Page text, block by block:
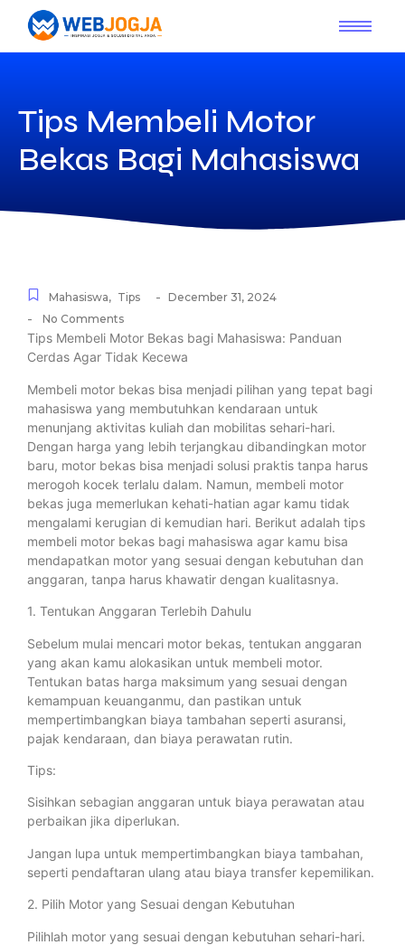
Tips Membeli Motor
Bekas Bagi Mahasiswa
Mahasiswa, Tips - December 31, 2024
- No Comments
Tips Membeli Motor Bekas bagi Mahasiswa: Panduan
Cerdas Agar Tidak Kecewa
Membeli motor bekas bisa menjadi pilihan yang tepat bagi
mahasiswa yang membutuhkan kendaraan untuk
menunjang aktivitas kuliah dan mobilitas sehari-hari.
Dengan harga yang lebih terjangkau dibandingkan motor
baru, motor bekas bisa menjadi solusi praktis tanpa harus
merogoh kocek terlalu dalam. Namun, membeli motor
bekas juga memerlukan kehati-hatian agar kamu tidak
mengalami kerugian di kemudian hari. Berikut adalah tips
membeli motor bekas bagi mahasiswa agar kamu bisa
mendapatkan motor yang sesuai dengan kebutuhan dan
anggaran, tanpa harus khawatir dengan kualitasnya.
1. Tentukan Anggaran Terlebih Dahulu
Sebelum mulai mencari motor bekas, tentukan anggaran
yang akan kamu alokasikan untuk membeli motor.
Tentukan batas harga maksimum yang sesuai dengan
kemampuan keuanganmu, dan pastikan untuk
mempertimbangkan biaya tambahan seperti asuransi,
pajak kendaraan, dan biaya perawatan rutin.
Tips:
Sisihkan sebagian anggaran untuk biaya perawatan atau
perbaikan jika diperlukan.
Jangan lupa untuk mempertimbangkan biaya tambahan,
seperti pendaftaran ulang atau biaya transfer kepemilikan.
2. Pilih Motor yang Sesuai dengan Kebutuhan
Pilihlah motor yang sesuai dengan kebutuhan sehari-hari.